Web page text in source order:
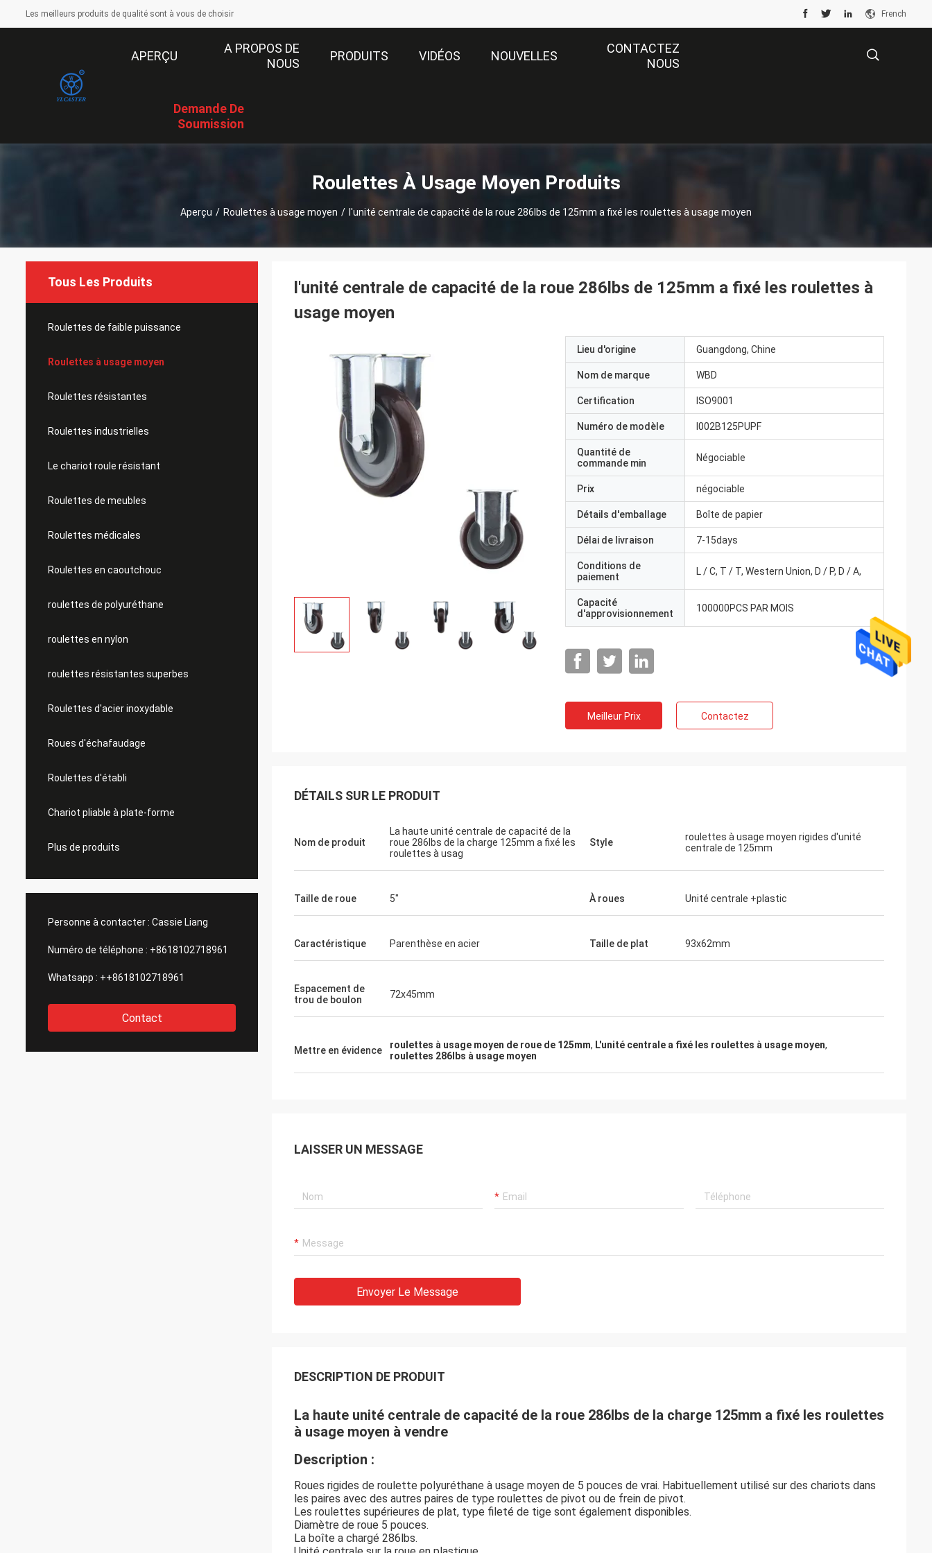
Les meilleurs produits de qualité sont à vous de choisir French
APERÇU
A PROPOS DE
NOUS
PRODUITS VIDÉOS NOUVELLES
CONTACTEZ
NOUS
Demande De
Soumission
Roulettes À Usage Moyen Produits
Aperçu / Roulettes à usage moyen / l'unité centrale de capacité de la roue 286lbs de 125mm a fixé les roulettes à usage moyen
Tous Les Produits
Roulettes de faible puissance
Roulettes à usage moyen
Roulettes résistantes
Roulettes industrielles
Le chariot roule résistant
Roulettes de meubles
Roulettes médicales
Roulettes en caoutchouc
roulettes de polyuréthane
roulettes en nylon
roulettes résistantes superbes
Roulettes d'acier inoxydable
Roues d'échafaudage
Roulettes d'établi
Chariot pliable à plate-forme
Plus de produits
Personne à contacter : Cassie Liang
Numéro de téléphone : +8618102718961
Whatsapp : ++8618102718961
Contact
l'unité centrale de capacité de la roue 286lbs de 125mm a fixé les roulettes à
usage moyen
Lieu d'origine Guangdong, Chine
Nom de marque WBD
Certification ISO9001
Numéro de modèle I002B125PUPF
Quantité de
commande min
Négociable
Prix négociable
Détails d'emballage Boîte de papier
Délai de livraison 7-15days
Conditions de
paiement
L / C, T / T, Western Union, D / P, D / A,
Capacité
d'approvisionnement
100000PCS PAR MOIS
Meilleur Prix Contactez
DÉTAILS SUR LE PRODUIT
Nom de produit
La haute unité centrale de capacité de la
roue 286lbs de la charge 125mm a fixé les
roulettes à usag
Style
roulettes à usage moyen rigides d'unité
centrale de 125mm
Taille de roue 5" À roues Unité centrale +plastic
Caractéristique Parenthèse en acier Taille de plat 93x62mm
Espacement de
trou de boulon
72x45mm
Mettre en évidence roulettes à usage moyen de roue de 125mm, L'unité centrale a fixé les roulettes à usage moyen,
roulettes 286lbs à usage moyen
LAISSER UN MESSAGE
Envoyer Le Message
DESCRIPTION DE PRODUIT
La haute unité centrale de capacité de la roue 286lbs de la charge 125mm a fixé les roulettes
à usage moyen à vendre
Description :
Roues rigides de roulette polyuréthane à usage moyen de 5 pouces de vrai. Habituellement utilisé sur des chariots dans
les paires avec des autres paires de type roulettes de pivot ou de frein de pivot.
Les roulettes supérieures de plat, type fileté de tige sont également disponibles.
Diamètre de roue 5 pouces.
La boîte a chargé 286lbs.